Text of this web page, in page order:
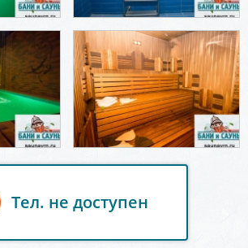
Тел. не доступен